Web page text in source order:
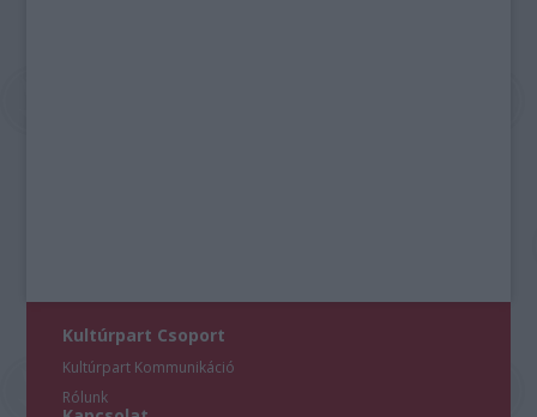
Kultúrpart Csoport
Kultúrpart Kommunikáció
Rólunk